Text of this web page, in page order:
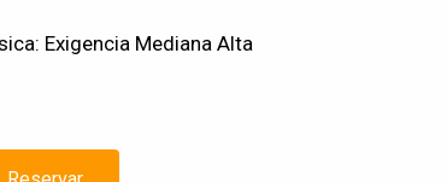
Exigencia Mediana Alta